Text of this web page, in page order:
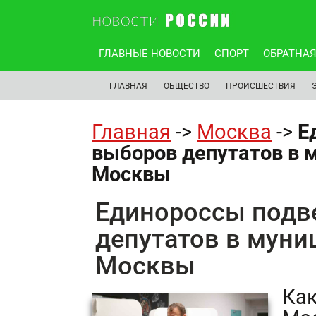
ГЛАВНЫЕ НОВОСТИ СПОРТ
ГЛАВНАЯ ОБЩЕСТВО ПРОИСШЕСТВИЯ
Главная -> Москва ->
выборов депутатов в
Москвы
Единороссы
депутатов в
Москвы